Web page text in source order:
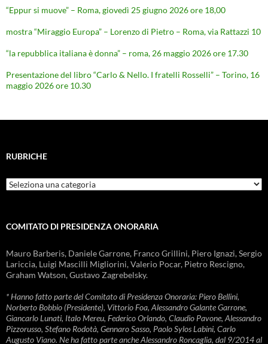
“Eppur si muove” – Roma, giovedì 25 giugno 2026 ore 18,00
mostra “Miraggio Europa” – Lorenzo di Pietro – Roma, via Rattazzi 10
“la repubblica italiana è donna” – roma, 26 maggio 2026 ore 17.30
Presentazione del libro “Carlo & Nello. I fratelli Rosselli” – Torino, 16
maggio 2026 ore 10.30
RUBRICHE
Rubriche
COMITATO DI PRESIDENZA ONORARIA
Mauro Barberis, Daniele Garrone, Franco Grillini, Piero Ignazi, Sergio
Lariccia, Luigi Mascilli Migliorini, Valerio Pocar, Pietro Rescigno,
Graham Watson, Gustavo Zagrebelsky.
* Hanno fatto parte del Comitato di Presidenza Onoraria: Piero Bellini,
Norberto Bobbio (Presidente), Vittorio Foa, Alessandro Galante Garrone,
Giancarlo Lunati, Italo Mereu, Federico Orlando, Claudio Pavone, Alessandro
Pizzorusso, Stefano Rodotà, Gennaro Sasso, Paolo Sylos Labini, Carlo
Augusto Viano. Ne ha fatto parte anche Alessandro Roncaglia, dal 9/2014 al